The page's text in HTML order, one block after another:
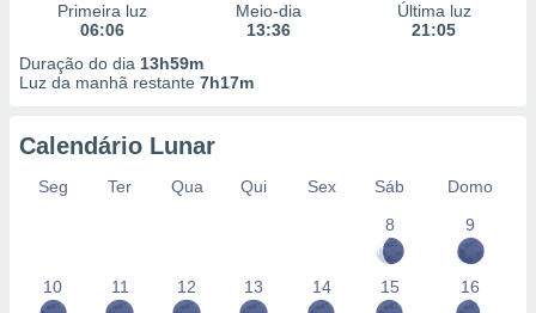
Primeira luz
06:06
Meio-dia
13:36
Última luz
21:05
Duração do dia 13h59m
Luz da manhã restante 7h17m
Calendário Lunar
Seg Ter Qua Qui Sex Sáb
Domo
8
9
10 11 12 13 14 15 16